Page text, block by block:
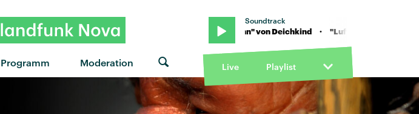
Programm Moderation
Soundtrack
"Luftbahn" von Deichkind · "Luftbahn" von Deichkind · "Luftbahn" von Deichkind
Live Playlist